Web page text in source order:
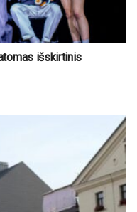
išskirtinis